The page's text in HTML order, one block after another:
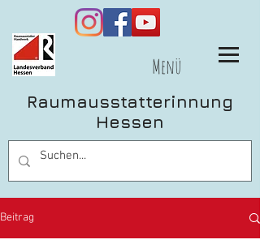
Menü
Raumausstatterinnung
Hessen
Beitrag